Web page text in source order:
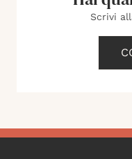
Scrivi